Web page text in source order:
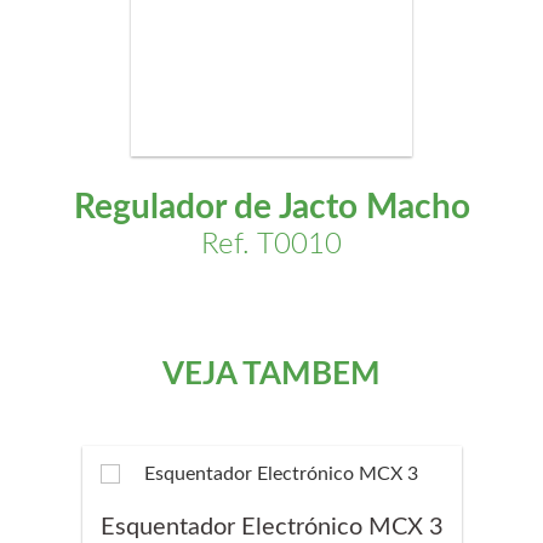
Regulador de Jacto Macho
Ref. T0010
VEJA TAMBÉM
Esquentador Electrónico MCX 3